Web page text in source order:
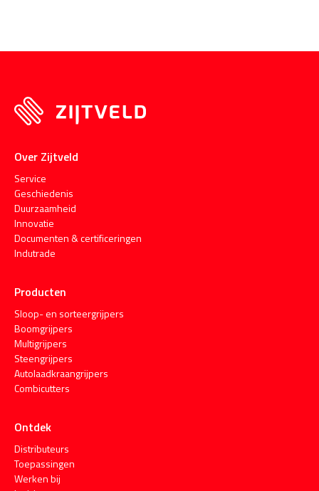
Over Zijtveld
Service
Geschiedenis
Duurzaamheid
Innovatie
Documenten & certificeringen
Indutrade
Producten
Sloop- en sorteergrijpers
Boomgrijpers
Multigrijpers
Steengrijpers
Autolaadkraangrijpers
Combicutters
Ontdek
Distributeurs
Toepassingen
Werken bij